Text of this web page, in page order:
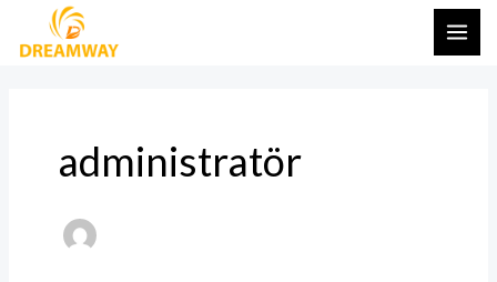
administratör
Paginering
av